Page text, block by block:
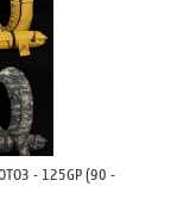
- 125GP (90 -